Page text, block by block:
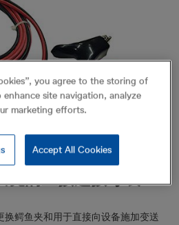
鳄鱼夹和用于直接向设备施加变送
you agree to the storing of
site navigation, analyze
marketing efforts.
Accept All Cookies